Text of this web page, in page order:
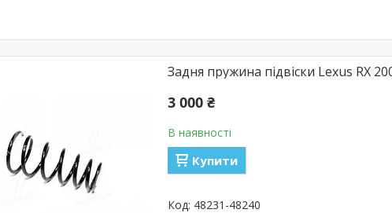
Задня пружина підвіски Lexus RX
3 000 ₴
В наявності
Купити
48231-48240